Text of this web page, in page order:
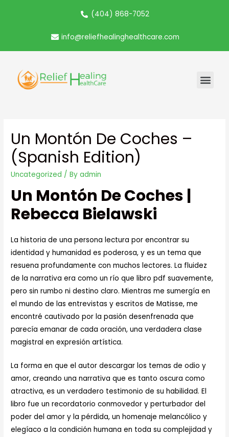
(404) 868-7052
info@reliefhealinghealthcare.com
Un Montón De Coches –
(Spanish Edition)
Uncategorized / Byadmin
Un Montón De Coches |
Rebecca Bielawski
La historia de una persona lectura por encontrar su
identidad y humanidad es poderosa, y es un tema que
resuena profundamente con muchos lectores. La fluidez
de la narrativa era como un río que libro pdf suavemente,
pero sin rumbo ni destino claro. Mientras me sumergía en
el mundo de las entrevistas y escritos de Matisse, me
encontré cautivado por la pasión desenfrenada que
parecía emanar de cada oración, una verdadera clase
magistral en expresión artística.
La forma en que el autor descargar los temas de odio y
amor, creando una narrativa que es tanto oscura como
atractiva, es un verdadero testimonio de su habilidad. El
libro fue un recordatorio conmovedor y perturbador del
poder del amor y la pérdida, un homenaje melancólico y
elegíaco a la condición humana en toda su complejidad y